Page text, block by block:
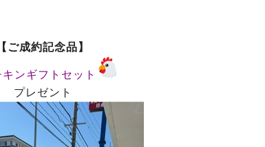
ご成約記念品】
ンギフトセット
プレゼント